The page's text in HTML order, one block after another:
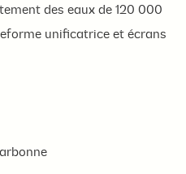
des eaux de 120 000
unificatrice et écrans